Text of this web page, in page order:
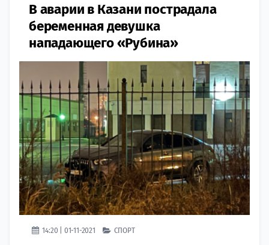
В аварии в Казани пострадала
беременная девушка
нападающего «Рубина»
14:20 | 01-11-2021 СПОРТ